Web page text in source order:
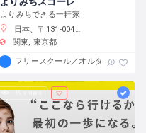
よりみちできる一軒家
日本、〒131-0045 東京都墨田区押上２丁目２８−３
関東
東京都
フリースクール／オルタナティブス